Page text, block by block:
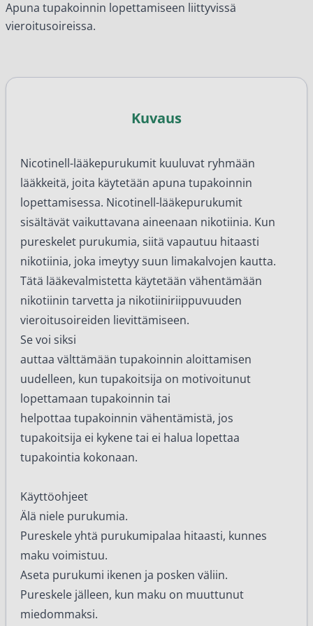
Apuna tupakoinnin lopettamiseen liittyvissä
vieroitusoireissa.
Kuvaus
Nicotinell-lääkepurukumit kuuluvat ryhmään
lääkkeitä, joita käytetään apuna tupakoinnin
lopettamisessa. Nicotinell-lääkepurukumit
sisältävät vaikuttavana aineenaan nikotiinia. Kun
pureskelet purukumia, siitä vapautuu hitaasti
nikotiinia, joka imeytyy suun limakalvojen kautta.
Tätä lääkevalmistetta käytetään vähentämään
nikotiinin tarvetta ja nikotiiniriippuvuuden
vieroitusoireiden lievittämiseen.
Se voi siksi
auttaa välttämään tupakoinnin aloittamisen
uudelleen, kun tupakoitsija on motivoitunut
lopettamaan tupakoinnin tai
helpottaa tupakoinnin vähentämistä, jos
tupakoitsija ei kykene tai ei halua lopettaa
tupakointia kokonaan.
Käyttöohjeet
Älä niele purukumia.
Pureskele yhtä purukumipalaa hitaasti, kunnes
maku voimistuu.
Aseta purukumi ikenen ja posken väliin.
Pureskele jälleen, kun maku on muuttunut
miedommaksi.